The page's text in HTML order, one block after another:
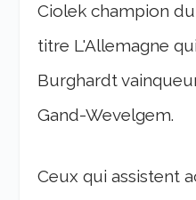
Ciolek champion
titre L'Allemagne
Burghardt
Gand-Wevelgem.
Ceux qui assistent